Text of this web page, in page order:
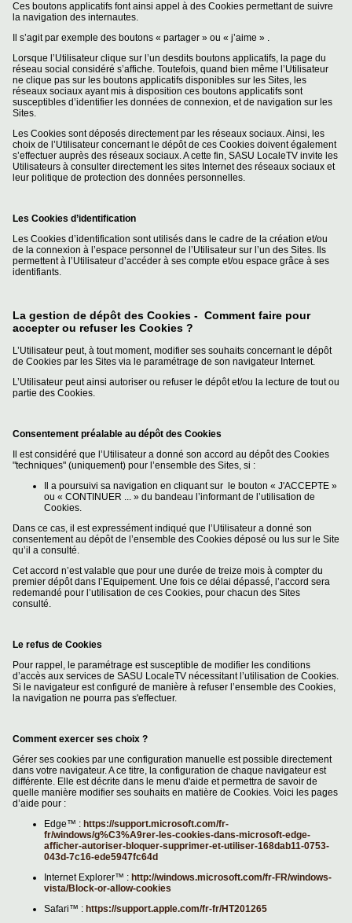
Ces boutons applicatifs font ainsi appel à des Cookies permettant de suivre
la navigation des internautes.
Il s’agit par exemple des boutons « partager » ou « j’aime » .
Lorsque l’Utilisateur clique sur l’un desdits boutons applicatifs, la page du
réseau social considéré s’affiche. Toutefois, quand bien même l’Utilisateur
ne clique pas sur les boutons applicatifs disponibles sur les Sites, les
réseaux sociaux ayant mis à disposition ces boutons applicatifs sont
susceptibles d’identifier les données de connexion, et de navigation sur les
Sites.
Les Cookies sont déposés directement par les réseaux sociaux. Ainsi, les
choix de l’Utilisateur concernant le dépôt de ces Cookies doivent également
s’effectuer auprès des réseaux sociaux. A cette fin, SASU LocaleTV invite les
Utilisateurs à consulter directement les sites Internet des réseaux sociaux et
leur politique de protection des données personnelles.
Les Cookies d’identification
Les Cookies d’identification sont utilisés dans le cadre de la création et/ou
de la connexion à l’espace personnel de l’Utilisateur sur l’un des Sites. Ils
permettent à l’Utilisateur d’accéder à ses compte et/ou espace grâce à ses
identifiants.
La gestion de dépôt des Cookies - Comment faire pour
accepter ou refuser les Cookies ?
L’Utilisateur peut, à tout moment, modifier ses souhaits concernant le dépôt
de Cookies par les Sites via le paramétrage de son navigateur Internet.
L’Utilisateur peut ainsi autoriser ou refuser le dépôt et/ou la lecture de tout ou
partie des Cookies.
Consentement préalable au dépôt des Cookies
Il est considéré que l’Utilisateur a donné son accord au dépôt des Cookies
"techniques" (uniquement) pour l’ensemble des Sites, si :
Il a poursuivi sa navigation en cliquant sur le bouton « J'ACCEPTE »
ou « CONTINUER ... » du bandeau l’informant de l’utilisation de
Cookies.
Dans ce cas, il est expressément indiqué que l’Utilisateur a donné son
consentement au dépôt de l’ensemble des Cookies déposé ou lus sur le Site
qu’il a consulté.
Cet accord n’est valable que pour une durée de treize mois à compter du
premier dépôt dans l’Equipement. Une fois ce délai dépassé, l’accord sera
redemandé pour l’utilisation de ces Cookies, pour chacun des Sites
consulté.
Le refus de Cookies
Pour rappel, le paramétrage est susceptible de modifier les conditions
d’accès aux services de SASU LocaleTV nécessitant l’utilisation de Cookies.
Si le navigateur est configuré de manière à refuser l’ensemble des Cookies,
la navigation ne pourra pas s'effectuer.
Comment exercer ses choix ?
Gérer ses cookies par une configuration manuelle est possible directement
dans votre navigateur. A ce titre, la configuration de chaque navigateur est
différente. Elle est décrite dans le menu d'aide et permettra de savoir de
quelle manière modifier ses souhaits en matière de Cookies. Voici les pages
d’aide pour :
Edge™ : https://support.microsoft.com/fr-
fr/windows/g%C3%A9rer-les-cookies-dans-microsoft-edge-
afficher-autoriser-bloquer-supprimer-et-utiliser-168dab11-0753-
043d-7c16-ede5947fc64d
Internet Explorer™ : http://windows.microsoft.com/fr-FR/windows-
vista/Block-or-allow-cookies
Safari™ : https://support.apple.com/fr-fr/HT201265